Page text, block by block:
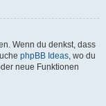
Wenn du denkst, dass
phpBB Ideas, wo du
neue Funktionen